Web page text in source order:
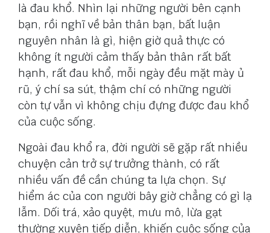
là đau khổ. Nhìn lại những người bên cạnh
bạn, rồi nghĩ về bản thân bạn, bất luận
nguyên nhân là gì, hiện giờ quả thực có
không ít người cảm thấy bản thân rất bất
hạnh, rất đau khổ, mỗi ngày đều mặt mày ủ
rũ, ý chí sa sút, thậm chí có những người
còn tự vẫn vì không chịu đựng được đau khổ
của cuộc sống.
Ngoài đau khổ ra, đời người sẽ gặp rất nhiều
chuyện cản trở sự trưởng thành, có rất
nhiều vấn đề cần chúng ta lựa chọn. Sự
hiểm ác của con người bây giờ chẳng có gì lạ
lẫm. Dối trá, xảo quyệt, mưu mô, lừa gạt
thường xuyên tiếp diễn, khiến cuộc sống của